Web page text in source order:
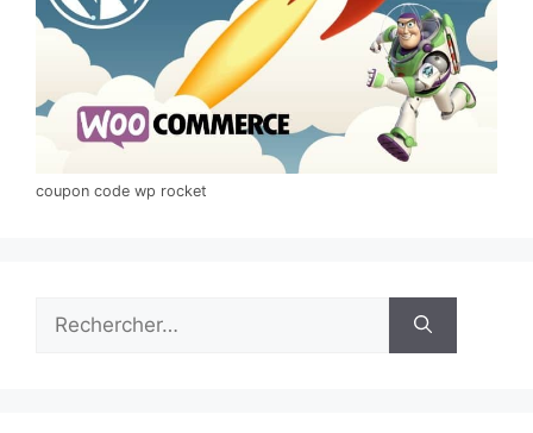
coupon code wp rocket